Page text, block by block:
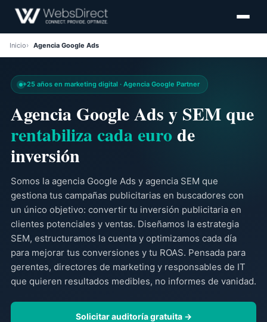
Inicio Agencia Google Ads
+25 años en marketing digital · Agencia Google Partner
Agencia Google Ads y SEM que
rentabiliza cada eurode
inversión
Somos la agencia Google Ads y agencia SEM que
gestiona tus campañas publicitarias en buscadores con
un único objetivo: convertir tu inversión publicitaria en
clientes potenciales y ventas. Diseñamos la estrategia
SEM, estructuramos la cuenta y optimizamos cada día
para mejorar tus conversiones y tu ROAS. Pensada para
gerentes, directores de marketing y responsables de IT
que quieren resultados medibles, no informes de vanidad.
Solicitar auditoría gratuita →